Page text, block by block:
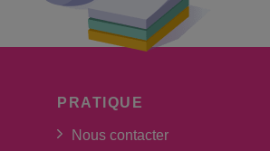
PRATIQUE
Nous contacter